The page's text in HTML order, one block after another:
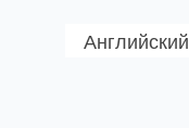
Английский